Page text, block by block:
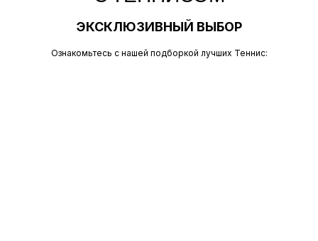
ЭКСКЛЮЗИВНЫЙ ВЫБОР
Ознакомьтесь с нашей подборкой лучших Теннис: